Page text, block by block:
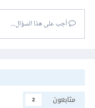
أجب على هذا السؤال...
متابعون
2